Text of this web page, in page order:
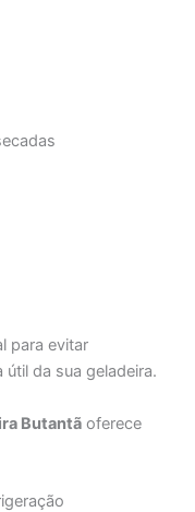
para evitar
da sua geladeira.
Butantã oferece